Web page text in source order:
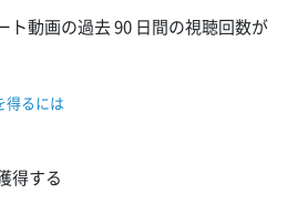
ト動画の過去 90 日間の視聴回数が
得るには
得する